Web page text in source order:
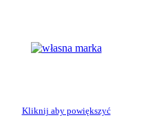
Kliknij aby powiększyć